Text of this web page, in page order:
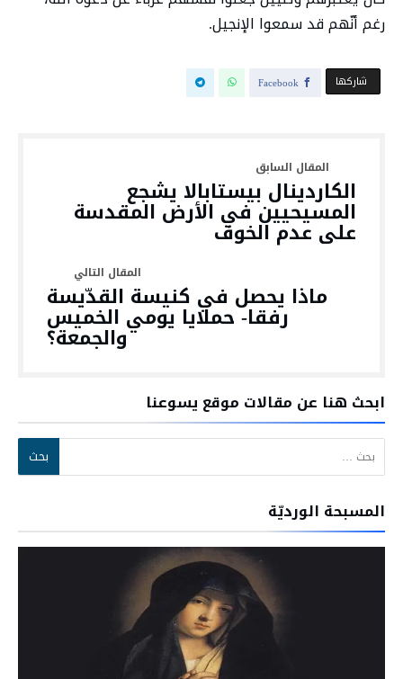
رغم أنّهم قد سمعوا الإنجيل.
‫‫ شاركها‬ Facebook
الكاردينال بيستابالا يشجع
المسيحيين في الأرض المقدسة
على عدم الخوف
ماذا يحصل في كنيسة القدّيسة
رفقا- حملايا يومي الخميس
والجمعة؟
ابحث هنا عن مقالات موقع يسوعنا
البحث عن:
المسبحة الورديّة